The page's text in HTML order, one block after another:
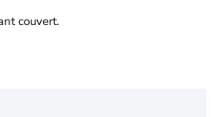
couvert.